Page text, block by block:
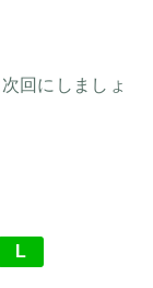
回にしましょ
L